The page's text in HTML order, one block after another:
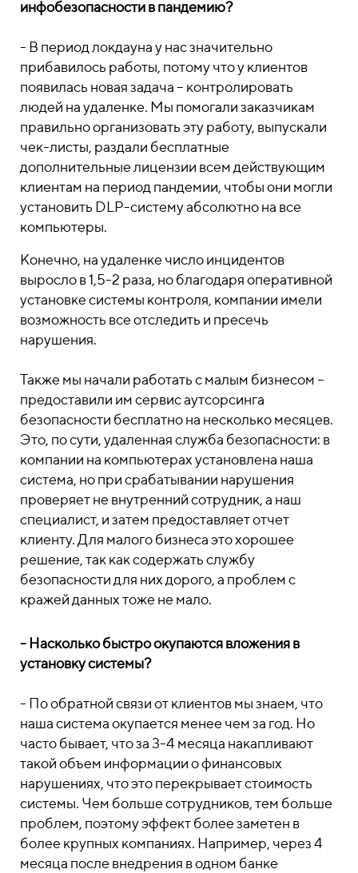
инфобезопасности в пандемию?
- В период локдауна у нас значительно
прибавилось работы, потому что у клиентов
появилась новая задача – контролировать
людей на удаленке. Мы помогали заказчикам
правильно организовать эту работу, выпускали
чек-листы, раздали бесплатные
дополнительные лицензии всем действующим
клиентам на период пандемии, чтобы они могли
установить DLP-систему абсолютно на все
компьютеры.
Конечно, на удаленке число инцидентов
выросло в 1,5-2 раза, но благодаря оперативной
установке системы контроля, компании имели
возможность все отследить и пресечь
нарушения.
Также мы начали работать с малым бизнесом –
предоставили им сервис аутсорсинга
безопасности бесплатно на несколько месяцев.
Это, по сути, удаленная служба безопасности: в
компании на компьютерах установлена наша
система, но при срабатывании нарушения
проверяет не внутренний сотрудник, а наш
специалист, и затем предоставляет отчет
клиенту. Для малого бизнеса это хорошее
решение, так как содержать службу
безопасности для них дорого, а проблем с
кражей данных тоже не мало.
- Насколько быстро окупаются вложения в
установку системы?
- По обратной связи от клиентов мы знаем, что
наша система окупается менее чем за год. Но
часто бывает, что за 3-4 месяца накапливают
такой объем информации о финансовых
нарушениях, что это перекрывает стоимость
системы. Чем больше сотрудников, тем больше
проблем, поэтому эффект более заметен в
более крупных компаниях. Например, через 4
месяца после внедрения в одном банке